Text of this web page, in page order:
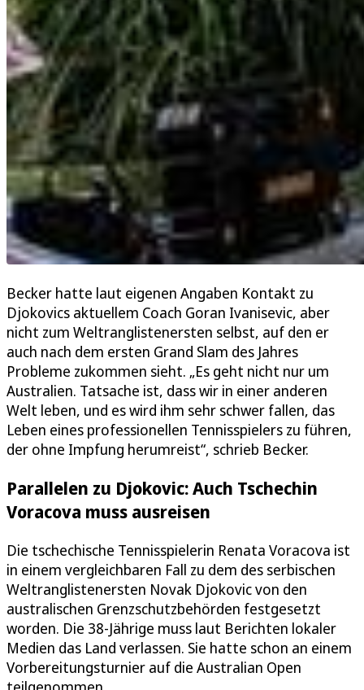
Becker hatte laut eigenen Angaben Kontakt zu
Djokovics aktuellem Coach Goran Ivanisevic, aber
nicht zum Weltranglistenersten selbst, auf den er
auch nach dem ersten Grand Slam des Jahres
Probleme zukommen sieht. „Es geht nicht nur um
Australien. Tatsache ist, dass wir in einer anderen
Welt leben, und es wird ihm sehr schwer fallen, das
Leben eines professionellen Tennisspielers zu führen,
der ohne Impfung herumreist“, schrieb Becker.
Parallelen zu Djokovic: Auch Tschechin
Voracova muss ausreisen
Die tschechische Tennisspielerin Renata Voracova ist
in einem vergleichbaren Fall zu dem des serbischen
Weltranglistenersten Novak Djokovic von den
australischen Grenzschutzbehörden festgesetzt
worden. Die 38-Jährige muss laut Berichten lokaler
Medien das Land verlassen. Sie hatte schon an einem
Vorbereitungsturnier auf die Australian Open